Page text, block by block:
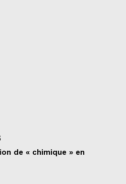
de « chimique » en